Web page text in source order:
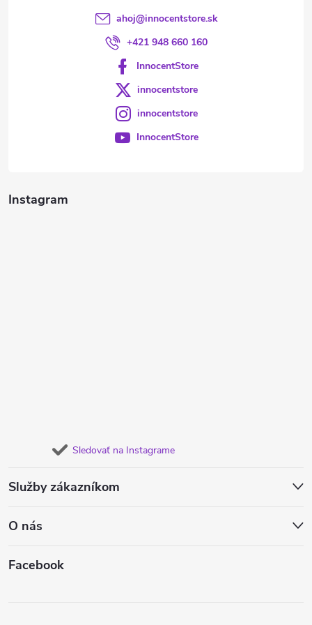
Instagram
Sledovať na Instagrame
Služby zákazníkom
O nás
Facebook
ahoj@innocentstore.sk
+421 948 660 160
InnocentStore
innocentstore
innocentstore
InnocentStore